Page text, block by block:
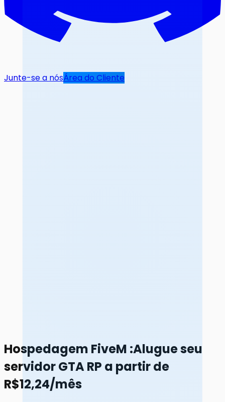
Junte-se a nósÁrea do Cliente
Hospedagem FiveM :Alugue seu
servidor GTA RP a partir de
R$12,24/mês